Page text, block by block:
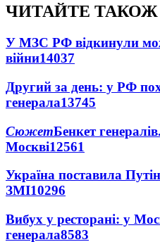
ЧИТАЙТЕ ТАКОЖ
У МЗС РФ відкинули
війни14037
Другий за день: у РФ
генерала13745
СюжетБенкет
Москві12561
Україна поставила
ЗМІ10296
Вибух у ресторані: у
генерала8583